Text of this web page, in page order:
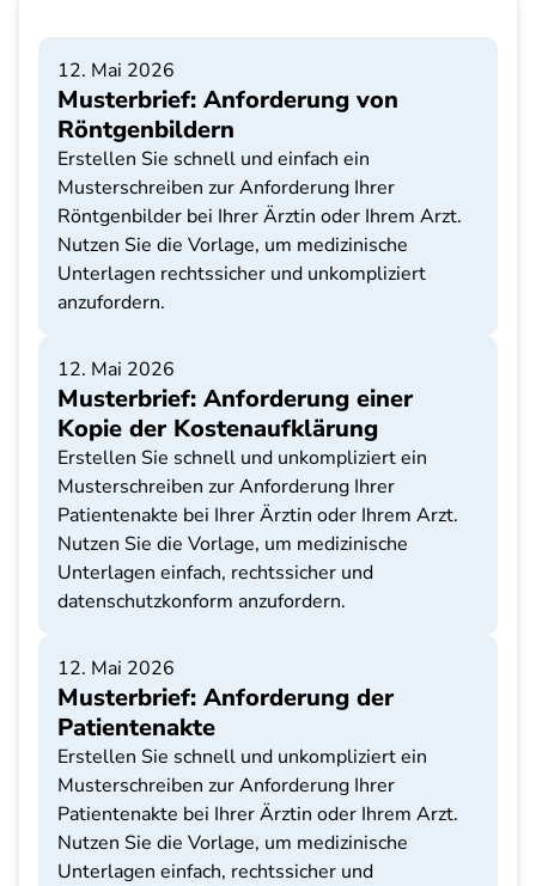
12. Mai 2026
Musterbrief: Anforderung von
Röntgenbildern
Erstellen Sie schnell und einfach ein
Musterschreiben zur Anforderung Ihrer
Röntgenbilder bei Ihrer Ärztin oder Ihrem Arzt.
Nutzen Sie die Vorlage, um medizinische
Unterlagen rechtssicher und unkompliziert
anzufordern.
12. Mai 2026
Musterbrief: Anforderung einer
Kopie der Kostenaufklärung
Erstellen Sie schnell und unkompliziert ein
Musterschreiben zur Anforderung Ihrer
Patientenakte bei Ihrer Ärztin oder Ihrem Arzt.
Nutzen Sie die Vorlage, um medizinische
Unterlagen einfach, rechtssicher und
datenschutzkonform anzufordern.
12. Mai 2026
Musterbrief: Anforderung der
Patientenakte
Erstellen Sie schnell und unkompliziert ein
Musterschreiben zur Anforderung Ihrer
Patientenakte bei Ihrer Ärztin oder Ihrem Arzt.
Nutzen Sie die Vorlage, um medizinische
Unterlagen einfach, rechtssicher und